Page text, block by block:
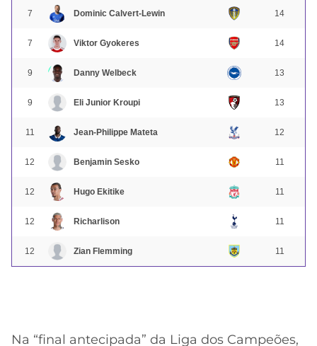
7 Dominic Calvert-Lewin 14
7 Viktor Gyokeres 14
9 Danny Welbeck 13
9 Eli Junior Kroupi 13
11 Jean-Philippe Mateta 12
12 Benjamin Sesko 11
12 Hugo Ekitike 11
12 Richarlison 11
12 Zian Flemming 11
Na “final antecipada” da Liga dos Campeões,